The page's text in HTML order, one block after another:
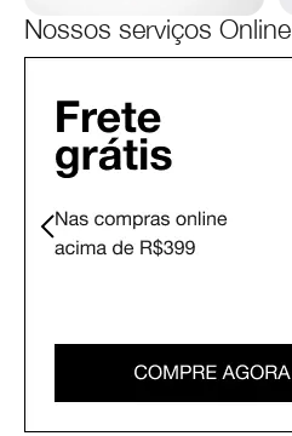
Nossos serviços Online